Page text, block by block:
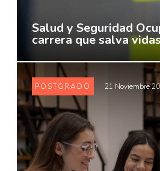
Salud y Seguridad
carrera que salva
POSTGRADO 21 Noviembre